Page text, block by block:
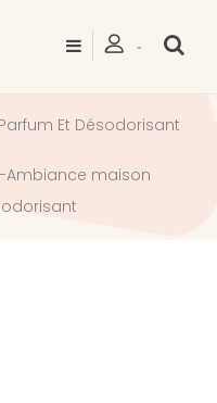
Et Désodorisant
Ambiance maison